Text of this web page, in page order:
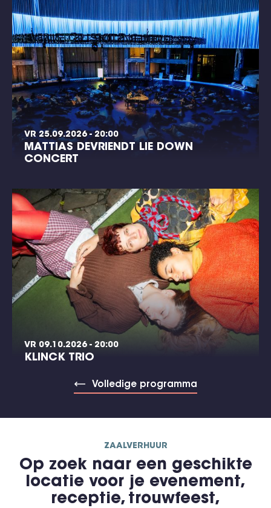
VR 25.09.2026 - 20:00
MATTIAS DEVRIENDT LIE DOWN
CONCERT
VR 09.10.2026 - 20:00
KLINCK TRIO
Volledige programma
ZAALVERHUUR
Op zoek naar een geschikte
locatie voor je evenement,
receptie, trouwfeest,